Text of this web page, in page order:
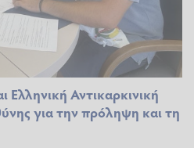
Ελληνική Αντικαρκινική
για την πρόληψη και τη